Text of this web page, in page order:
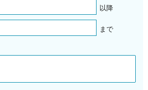
以降
まで